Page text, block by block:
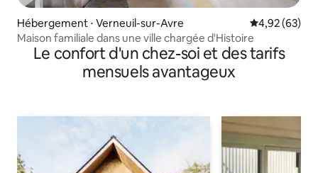
Hébergement ⋅ Verneuil-sur-Avre Évaluation
4,92 (63)
Maison familiale dans une ville chargée d'Histoire
Le confort d'un chez-soi et des tarifs
mensuels avantageux